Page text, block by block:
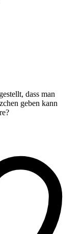
dass man
geben kann